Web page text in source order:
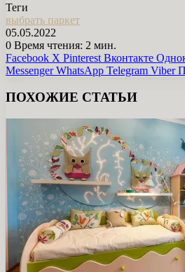
Теги
выбрать паркет
05.05.2022
0 Время чтения: 2 мин.
Facebook X Pinterest Вконтакте
Messenger WhatsApp Telegram Viber
ПОХОЖИЕ СТАТЬИ